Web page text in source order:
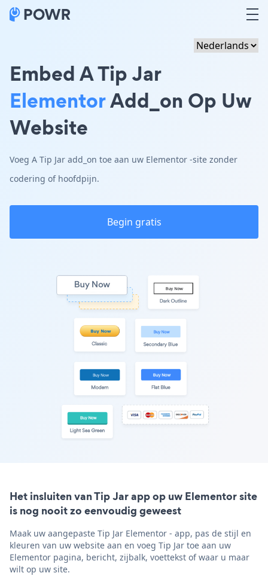
Embed A Tip Jar
ElementorAdd_on Op Uw
Website
Voeg A Tip Jar add_on toe aan uw Elementor -site zonder
codering of hoofdpijn.
Begin gratis
Het insluiten van Tip Jar app op uw Elementor site
is nog nooit zo eenvoudig geweest
Maak uw aangepaste Tip Jar Elementor - app, pas de stijl en
kleuren van uw website aan en voeg Tip Jar toe aan uw
Elementor pagina, bericht, zijbalk, voettekst of waar u maar
wilt op uw site.